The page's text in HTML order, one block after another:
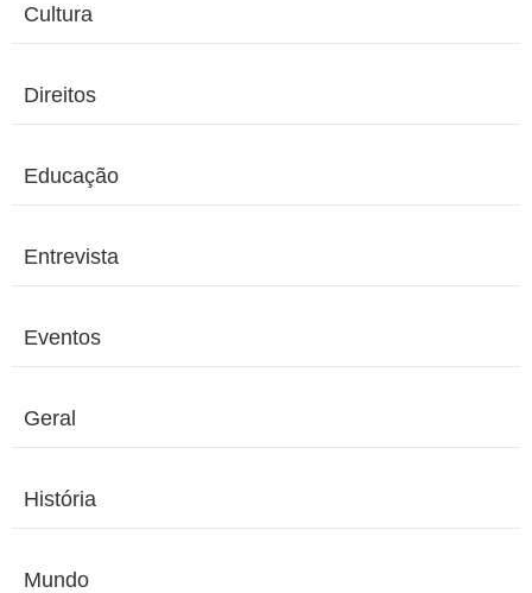
Cultura
Direitos
Educação
Entrevista
Eventos
Geral
História
Mundo